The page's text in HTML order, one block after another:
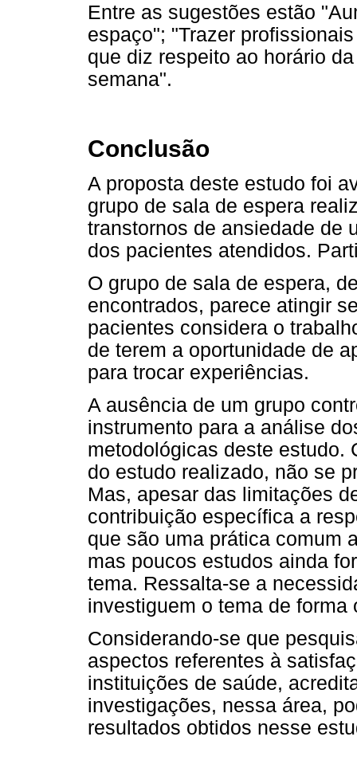
Entre as sugestões estão
espaço"; "Trazer
que diz respeito ao horário
semana".
Conclusão
A proposta deste estudo foi
grupo de sala de espera
transtornos de ansiedade de
dos pacientes atendidos.
O grupo de sala de espera,
encontrados, parece atingir
pacientes considera o
de terem a oportunidade de
para trocar experiências.
A ausência de um grupo
instrumento para a análise
metodológicas deste estudo.
do estudo realizado, não se
Mas, apesar das limitações
contribuição específica a
que são uma prática comum
mas poucos estudos ainda
tema. Ressalta-se a
investiguem o tema de
Considerando-se que
aspectos referentes à
instituições de saúde,
investigações, nessa área,
resultados obtidos nesse